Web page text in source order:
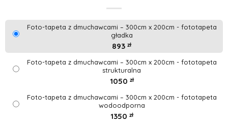
Foto-tapeta z dmuchawcami – 300cm x 200cm - fototapeta
gładka
893 zł
Foto-tapeta z dmuchawcami – 300cm x 200cm - fototapeta
strukturalna
1050 zł
Foto-tapeta z dmuchawcami – 300cm x 200cm - fototapeta
wodoodporna
1350 zł